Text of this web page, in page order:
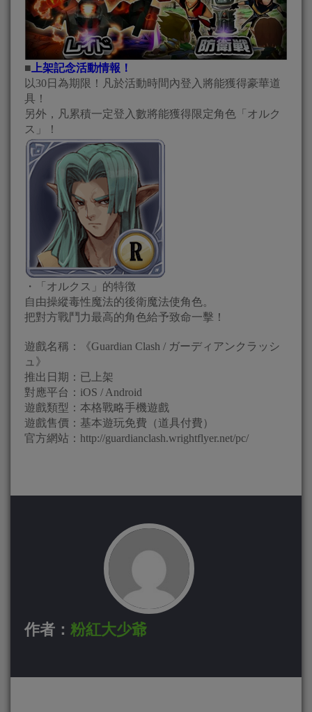
■ 上架記念活動情報！
以30日為期限！凡於活動時間內登入將能獲得豪華道
具！
另外，凡累積一定登入數將能獲得限定角色「オルク
ス」！
・「オルクス」的特徴
自由操縱毒性魔法的後衛魔法使角色。
把對方戰鬥力最高的角色給予致命一擊！
遊戲名稱：《Guardian Clash / ガーディアンクラッシ
ュ》
推出日期：已上架
對應平台：iOS / Android
遊戲類型：本格戰略手機遊戲
遊戲售價：基本遊玩免費（道具付費）
官方網站：http://guardianclash.wrightflyer.net/pc/
作者： 粉紅大少爺